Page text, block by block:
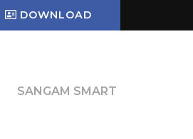
DOWNLOAD
SANGAM SMART